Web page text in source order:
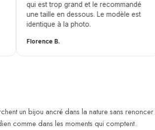
qui est trop grand et le recommandé
une taille en dessous. Le modèle est
identique à la photo.
Florence B.
un bijou ancré dans la nature sans
comme dans les moments qui comptent.